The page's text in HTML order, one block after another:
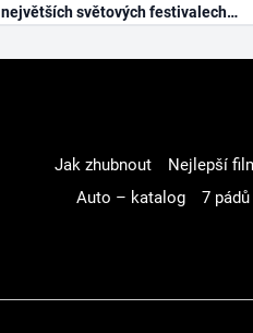
největších světových festivalech
Jak zhubnout Nejlepší
Auto – katalog
7